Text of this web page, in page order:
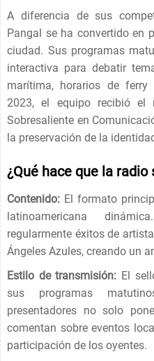
A diferencia de sus
Pangal se ha convertido en
ciudad. Sus programas
interactiva para debatir
marítima, horarios de
2023, el equipo recibió el
Sobresaliente en
la preservación de la
¿Qué hace que la
Contenido: El formato
latinoamericana
regularmente éxitos de
Ángeles Azules, creando un
Estilo de transmisión: El
sus programas
presentadores no solo
comentan sobre eventos
participación de los oyentes.